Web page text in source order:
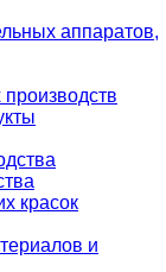
аппаратов,
красок
и